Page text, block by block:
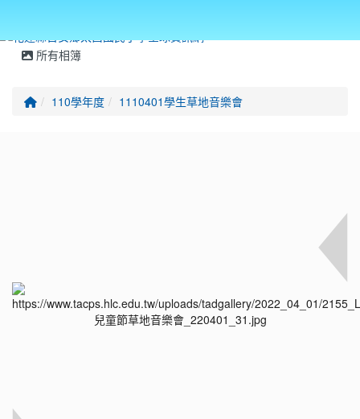
所有相簿
回首頁110學年度 1110401學生草地音樂會